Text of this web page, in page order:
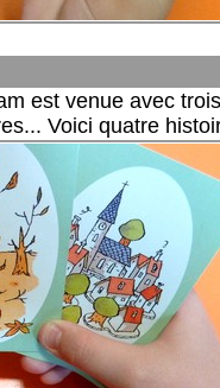
est venue avec
Voici quatre